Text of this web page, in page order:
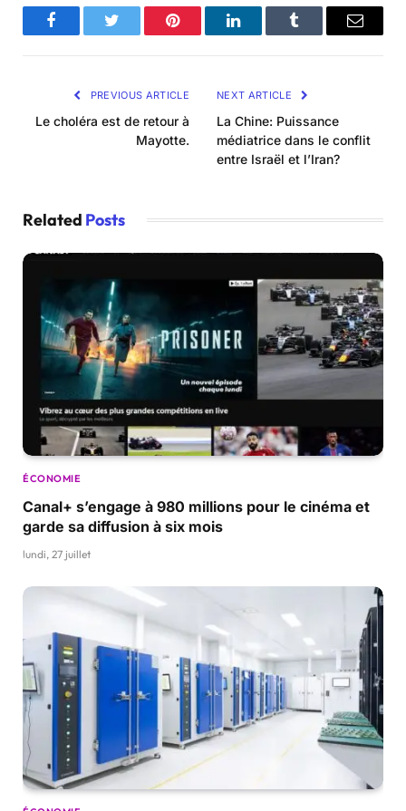
FacebookTwitter Pinterest LinkedInTumblr Email
PREVIOUS ARTICLE
Le choléra est de retour à
Mayotte.
NEXT ARTICLE
La Chine: Puissance
médiatrice dans le conflit
entre Israël et l’Iran?
Related Posts
ÉCONOMIE
Canal+ s’engage à 980 millions pour le cinéma et
garde sa diffusion à six mois
lundi, 27 juillet